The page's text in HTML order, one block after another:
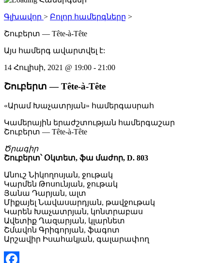
Գլխավոր > Բոլոր համերգները >
Շուբերտ — Tête-à-Tête
Այս համերգ ավարտվել է:
14 Հուլիսի, 2021 @ 19:00 - 21:00
Շուբերտ — Tête-à-Tête
«Արամ Խաչատրյան» համերգասրահ
Կամերային երաժշտության համերգաշար
Շուբերտ — Tête-à-Tête
Ծրագիր
Շուբերտ՝ Օկտետ, ֆա մաժոր, D. 803
Անուշ Նիկողոսյան, ջութակ
Կարմեն Թոսունյան, ջութակ
Յանա Դարյան, ալտ
Միքայել Նավասարդյան, թավջութակ
Կարեն Խաչատրյան, կոնտրաբաս
Ավետիք Ղազարյան, կլարնետ
Շմավոն Գրիգորյան, ֆագոտ
Արշավիր Իսահակյան, գալարափող